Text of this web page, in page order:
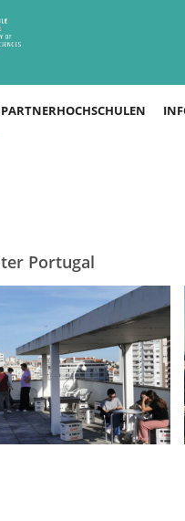
PARTNERHOCHSCHULEN
Portugal